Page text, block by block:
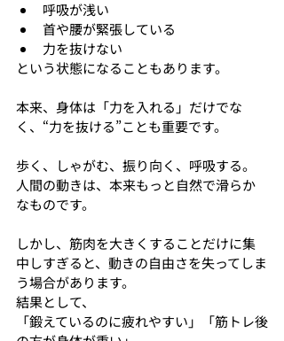
呼吸が浅い
首や腰が緊張している
力を抜けない
という状態になることもあります。
本来、身体は「力を入れる」だけでな
く、“力を抜ける”ことも重要です。
歩く、しゃがむ、振り向く、呼吸する。
人間の動きは、本来もっと自然で滑らか
なものです。
しかし、筋肉を大きくすることだけに集
中しすぎると、動きの自由さを失ってしま
う場合があります。
結果として、
「鍛えているのに疲れやすい」「筋トレ後